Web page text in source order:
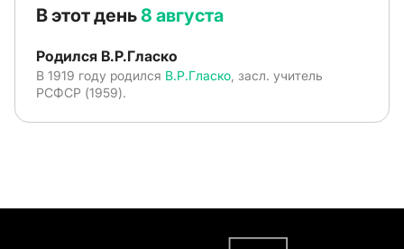
В этот день8 августа
Родился В.Р.Гласко
В 1919 году родился В.Р.Гласко , засл. учитель
РСФСР (1959).